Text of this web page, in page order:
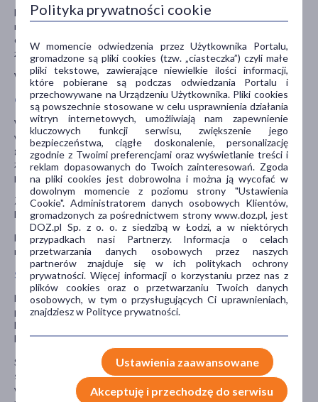
Działania niepożądane występujące najczęściej (mogą wystąpić
nie częściej niż u 1 na 10 pacjentów): zakażenia grzybicze (np.
drożdżakami), ból głowy, zawroty głowy, biegunka, nudności, ból
żołądka.
Więcej informacji w ulotce dołączonej do leku.
Ostrzeżenia i środki ostrożności
W trakcie leczenia lekiem Zinnat należy zwrócić uwagę czy nie
występują takie dolegliwości jak: reakcje uczuleniowe, zakażenia
grzybicze (np. drożdżakami) i ciężka biegunka (rzekomobłoniaste
zapalenie jelita grubego). Zmniejszy to ryzyko pojawienia się
powikłań.
Zinnat może wpływać na wyniki badań wykrywających cukier we
krwi oraz badania krwi nazywanego testem Coombs'a.
Lek należy przechowywać w miejscu niewidocznym i
niedostępnym dla dzieci, w temperaturze poniżej 30°C.
Stosowanie innych leków
Należy powiedzieć lekarzowi lub farmaceucie o wszystkich lekach
przyjmowanych przez pacjenta obecnie lub ostatnio, a także o
lekach, które pacjent planuje przyjmować, w tym również o tych,
które wydawane są bez recepty.
Szczególnie ważna jest informacja jeśli pacjent
stosuje: antybiotyki (aminoglikozydowe, kolistynę, polimyksynę i
wiomycynę); leki zwiększające objętości moczu wytwarzanego
Polityka prywatności cookie
W momencie odwiedzenia przez Użytkownika Portalu,
gromadzone są pliki cookies (tzw. „ciasteczka”) czyli małe
pliki tekstowe, zawierające niewielkie ilości informacji,
które pobierane są podczas odwiedzania Portalu i
przechowywane na Urządzeniu Użytkownika. Pliki cookies
są powszechnie stosowane w celu usprawnienia działania
witryn internetowych, umożliwiają nam zapewnienie
kluczowych funkcji serwisu, zwiększenie jego
bezpieczeństwa, ciągłe doskonalenie, personalizację
zgodnie z Twoimi preferencjami oraz wyświetlanie treści i
reklam dopasowanych do Twoich zainteresowań. Zgoda
na pliki cookies jest dobrowolna i można ją wycofać w
dowolnym momencie z poziomu strony "Ustawienia
Cookie". Administratorem danych osobowych Klientów,
gromadzonych za pośrednictwem strony www.doz.pl, jest
DOZ.pl Sp. z o. o. z siedzibą w Łodzi, a w niektórych
przypadkach nasi Partnerzy. Informacja o celach
przetwarzania danych osobowych przez naszych
partnerów znajduje się w ich politykach ochrony
prywatności. Więcej informacji o korzystaniu przez nas z
plików cookies oraz o przetwarzaniu Twoich danych
osobowych, w tym o przysługujących Ci uprawnieniach,
znajdziesz w Polityce prywatności.
Ustawienia zaawansowane
Akceptuję i przechodzę do serwisu